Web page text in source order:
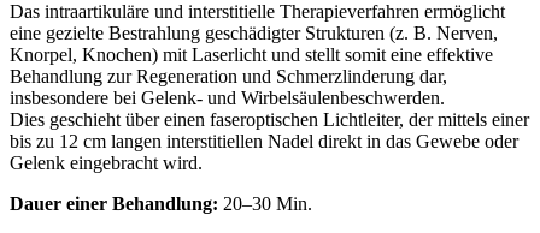
Das intraartikuläre und interstitielle Therapieverfahren ermöglicht
eine gezielte Bestrahlung geschädigter Strukturen (z. B. Nerven,
Knorpel, Knochen) mit Laserlicht und stellt somit eine effektive
Behandlung zur Regeneration und Schmerzlinderung dar,
insbesondere bei Gelenk- und Wirbelsäulenbeschwerden.
Dies geschieht über einen faseroptischen Lichtleiter, der mittels einer
bis zu 12 cm langen interstitiellen Nadel direkt in das Gewebe oder
Gelenk eingebracht wird.
Dauer einer Behandlung: 20–30 Min.